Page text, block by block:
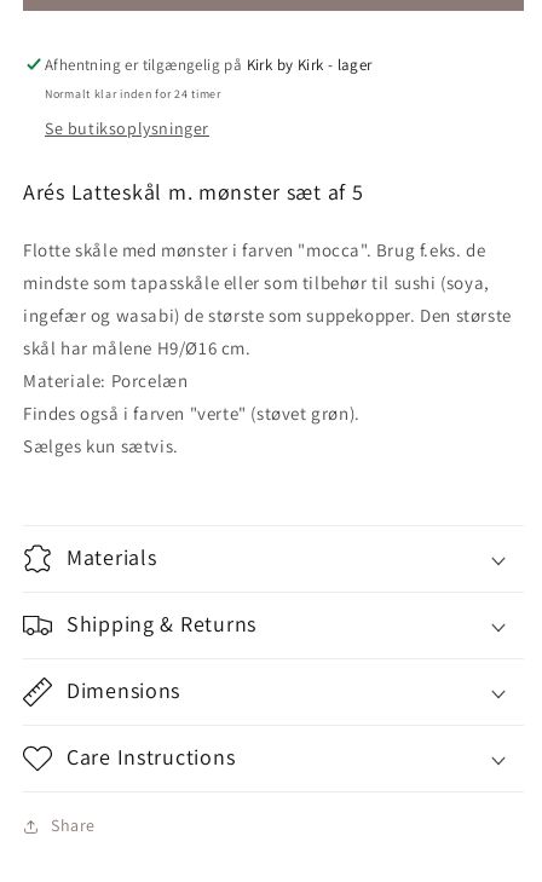
-
af
5
farve
-
af
5
farve
Afhentning er tilgængelig på Kirk by Kirk - lager
Normalt klar inden for 24 timer
Se butiksoplysninger
Arés Latteskål m. mønster sæt af 5
Flotte skåle med mønster i farven "mocca". Brug f.eks. de
mindste som tapasskåle eller som tilbehør til sushi (soya,
ingefær og wasabi) de største som suppekopper. Den største
skål har målene H9/Ø16 cm.
Materiale: Porcelæn
Findes også i farven "verte" (støvet grøn).
Sælges kun sætvis.
Materials
Shipping & Returns
Dimensions
Care Instructions
Share